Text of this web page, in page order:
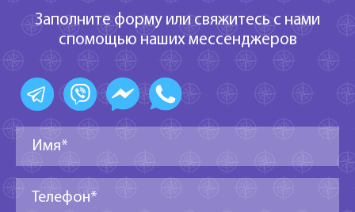
Заполните форму или свяжитесь с нами
спомощью наших мессенджеров